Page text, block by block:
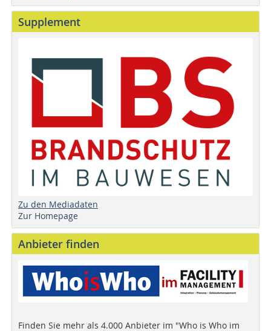
Supplement
Zu den Mediadaten
Zur Homepage
Anbieter finden
Finden Sie mehr als 4.000 Anbieter im "Who is Who im